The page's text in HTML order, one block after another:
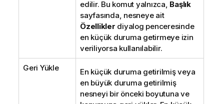
edilir. Bu komut yalnızca, Başlık
sayfasında, nesneye ait
Özellikler diyalog penceresinde
en küçük duruma getirmeye izin
veriliyorsa kullanılabilir.
Geri Yükle
En küçük duruma getirilmiş veya
en büyük duruma getirilmiş
nesneyi bir önceki boyutuna ve